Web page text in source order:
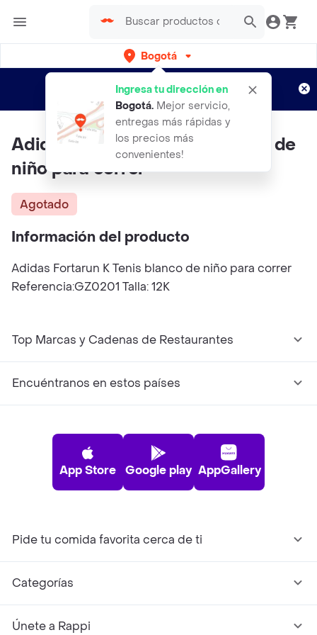
Bogotá
Ingresa tu dirección en
Bogotá. Mejor servicio,
entregas más rápidas y
los precios más
convenientes!
envíos gratis por semanas
Aplican TyC
Adidas Fortarun K Tenis blanco de
niño para correr
Agotado
Información del producto
Adidas Fortarun K Tenis blanco de niño para correr
Referencia:GZ0201 Talla: 12K
Top Marcas y Cadenas de Restaurantes
Encuéntranos en estos países
App Store Google play AppGallery
Pide tu comida favorita cerca de ti
Categorías
Únete a Rappi